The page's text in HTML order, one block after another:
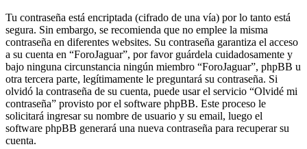
Tu contraseña está encriptada (cifrado de una vía) por lo tanto está
segura. Sin embargo, se recomienda que no emplee la misma
contraseña en diferentes websites. Su contraseña garantiza el acceso
a su cuenta en “ForoJaguar”, por favor guárdela cuidadosamente y
bajo ninguna circunstancia ningún miembro “ForoJaguar”, phpBB u
otra tercera parte, legítimamente le preguntará su contraseña. Si
olvidó la contraseña de su cuenta, puede usar el servicio “Olvidé mi
contraseña” provisto por el software phpBB. Este proceso le
solicitará ingresar su nombre de usuario y su email, luego el
software phpBB generará una nueva contraseña para recuperar su
cuenta.